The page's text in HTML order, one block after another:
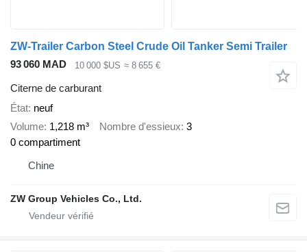
ZW-Trailer Carbon Steel Crude Oil Tanker Semi Trailer
93 060 MAD
10 000 $US ≈ 8 655 €
Citerne de carburant
État neuf
Volume 1,218 m³ Nombre d'essieux 3
0 compartiment
Chine
ZW Group Vehicles Co., Ltd.